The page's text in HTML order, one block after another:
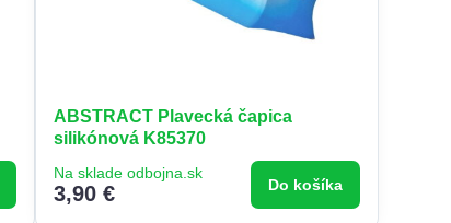
ABSTRACT Plavecká čapica
silikónová K85370
Na sklade odbojna.sk
3,90 € Do košíka